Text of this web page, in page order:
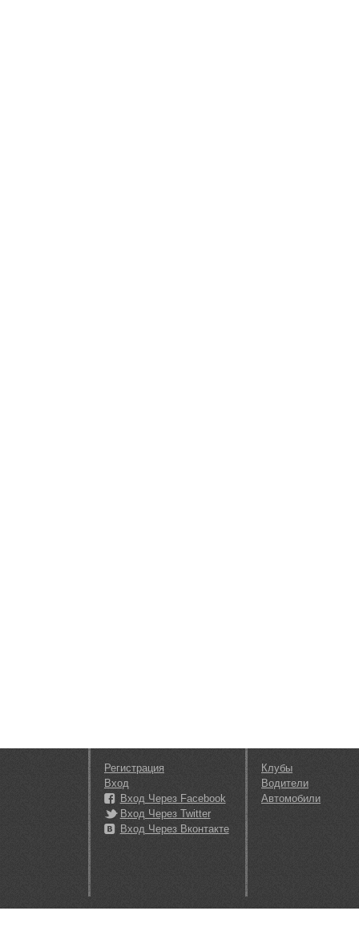
Регистрация
Вход
Вход Через Facebook
Вход Через Twitter
Вход Через Вконтакте
Клубы
Водители
Автомобили